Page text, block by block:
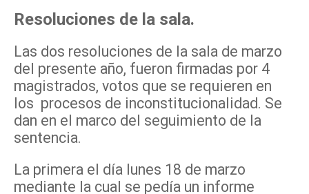
Resoluciones de la sala.
Las dos resoluciones de la sala de marzo
del presente año, fueron firmadas por 4
magistrados, votos que se requieren en
los procesos de inconstitucionalidad. Se
dan en el marco del seguimiento de la
sentencia.
La primera el día lunes 18 de marzo
mediante la cual se pedía un informe